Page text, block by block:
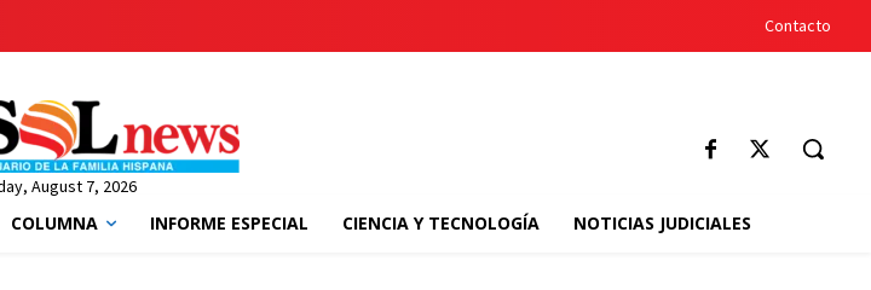
Contacto
August 7, 2026
COLUMNA INFORME ESPECIAL CIENCIA Y TECNOLOGÍA NOTICIAS JUDICIALES